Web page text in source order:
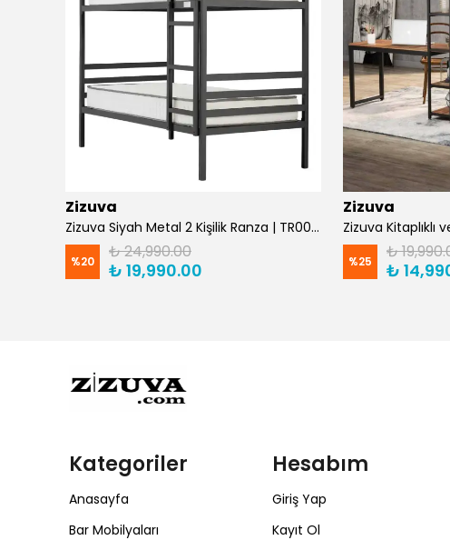
Zizuva
Zizuva Siyah Metal 2 Kişilik Ranza | TR0011-F
%20 ₺ 24,990.00
₺ 19,990.00
Zizuva
%25 ₺
₺
Kategoriler
Anasayfa
Bar Mobilyaları
Hesabım
Giriş Yap
Kayıt Ol